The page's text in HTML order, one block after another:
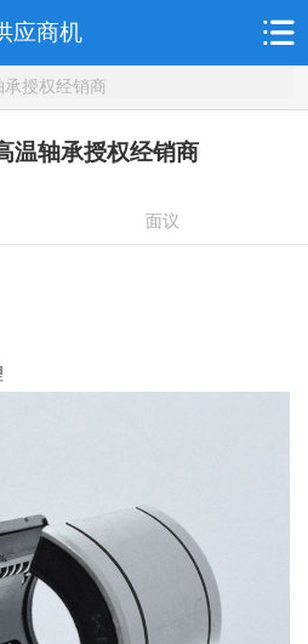
应商机
授权经销商
温轴承授权经销商
面议